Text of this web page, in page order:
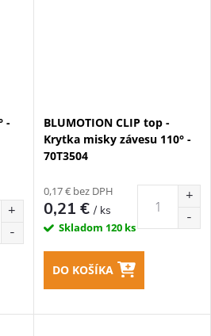
-
BLUMOTION CLIP top -
Krytka misky závesu 110° -
70T3504
0,17 € bez DPH
0,21 €/ ks
Skladom 120 ks
DO KOŠÍKA